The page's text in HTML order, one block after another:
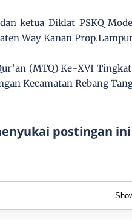
ketua Diklat PSKQ
Way Kanan
(MTQ) Ke-XVI
Kecamatan Rebang
postingan ini